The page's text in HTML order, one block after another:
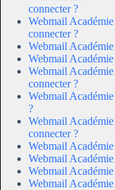
connecter ?
Webmail
connecter ?
Webmail
Webmail
Webmail
connecter ?
Webmail
?
Webmail
connecter ?
Webmail
Webmail
Webmail
Webmail